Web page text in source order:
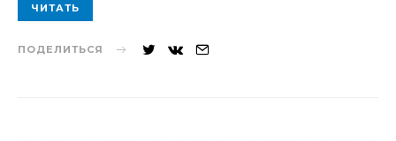
ЧИТАТЬ
ПОДЕЛИТЬСЯ